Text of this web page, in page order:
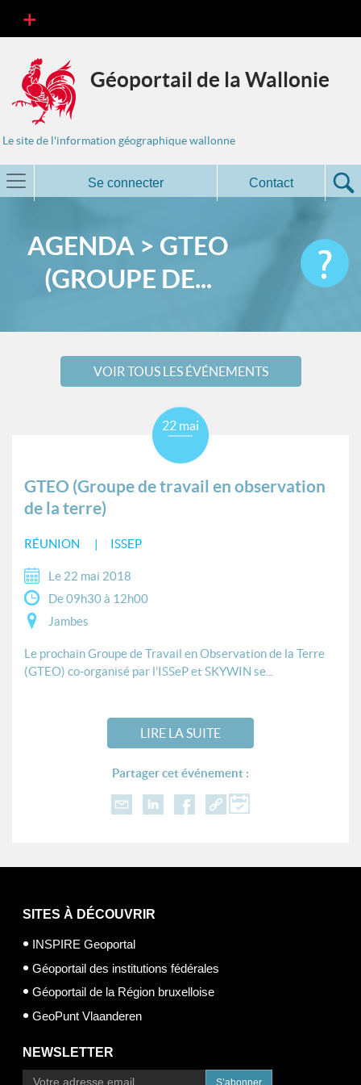
Géoportail de la Wallonie
Le site de l'information géographique wallonne
Se connecter Contact
AGENDA > GTEO
(GROUPE DE...
VOIR TOUS LES ÉVÉNEMENTS
GTEO (Groupe de travail en observation
de la terre)
RÉUNION ISSEP
22 mai
Le 22 mai 2018
De 09h30 à 12h00
Jambes
Le prochain Groupe de Travail en Observation de la Terre
(GTEO) co-organisé par l’ISSeP et SKYWIN se...
LIRE LA SUITE
Partager cet événement :
SITES À DÉCOUVRIR
INSPIRE Geoportal
Géoportail des institutions fédérales
Géoportail de la Région bruxelloise
GeoPunt Vlaanderen
NEWSLETTER
S’abonner